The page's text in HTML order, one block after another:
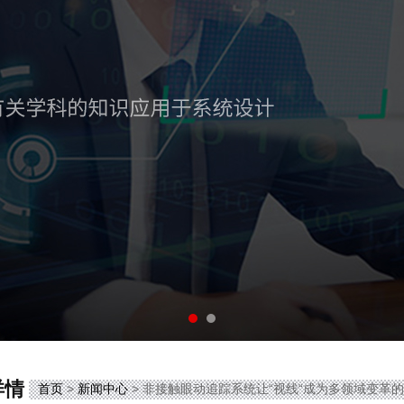
情 首页>新闻中心> 非接触眼动追踪系统让“视线“成为多领域变革